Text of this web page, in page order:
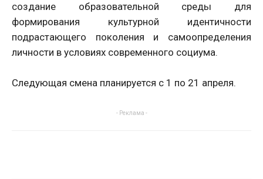
создание образовательной среды для
формирования культурной идентичности
подрастающего поколения и самоопределения
личности в условиях современного социума.
Следующая смена планируется с 1 по 21 апреля.
- Реклама -